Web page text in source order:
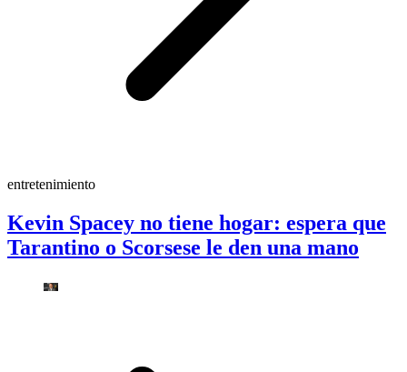
entretenimiento
Kevin Spacey no tiene hogar: espera que
Tarantino o Scorsese le den una mano